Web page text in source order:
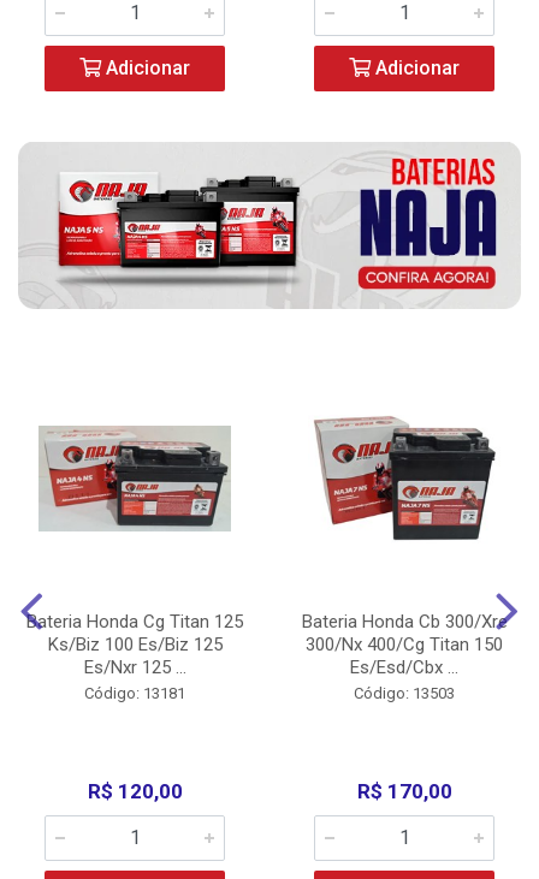
Adicionar Adicionar
Bateria Honda Cg Titan 125
Ks/Biz 100 Es/Biz 125
Es/Nxr 125 ...
Código: 13181
R$ 120,00
Bateria Honda Cb 300/Xre
300/Nx 400/Cg Titan 150
Es/Esd/Cbx ...
Código: 13503
R$ 170,00